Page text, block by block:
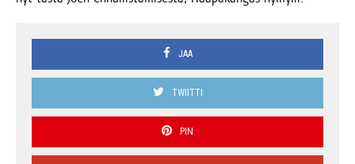
JAA
TWIITTI
PIN